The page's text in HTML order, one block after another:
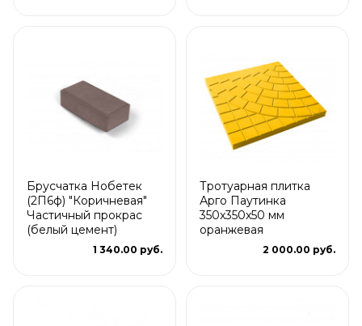
Брусчатка Нобетек
(2П6ф) "Коричневая"
Частичный прокрас
(белый цемент)
1 340.00 руб.
Тротуарная плитка
Арго Паутинка
350x350x50 мм
оранжевая
2 000.00 руб.